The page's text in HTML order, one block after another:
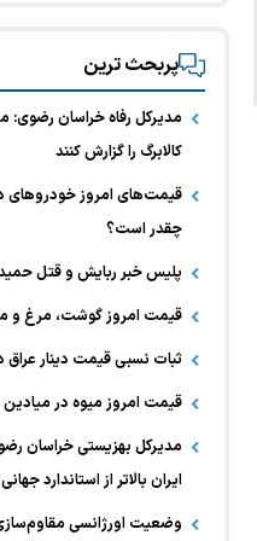
پربحث ترین
مدیرکل رفاه خراسان رضوی:
کالابرگ را گزارش کنند
قیمت‌های امروز خودرو‌های
چقدر است؟
پلیس خبر ربایش و قتل
قیمت امروز گوشت، مرغ و
ثبات نسبی قیمت دینار عراق
قیمت امروز میوه در میادین
مدیرکل بهزیستی خراسان
ایران بالاتر از استاندارد
وضعیت اورژانسی